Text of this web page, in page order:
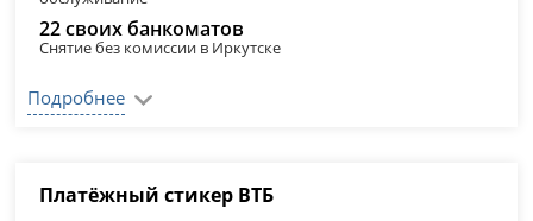
22 своих банкоматов
Снятие без комиссии в Иркутске
Подробнее
Платёжный стикер ВТБ